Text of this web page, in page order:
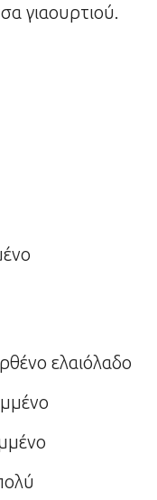
γιαουρτιού.
ελαιόλαδο